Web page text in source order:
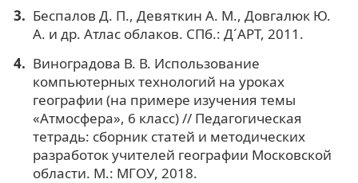
Беспалов Д. П., Девяткин А. М., Довгалюк Ю.
А. и др. Атлас облаков. СПб.: Д´АРТ, 2011.
Виноградова В. В. Использование
компьютерных технологий на уроках
географии (на примере изучения темы
«Атмосфера», 6 класс) // Педагогическая
тетрадь: сборник статей и методических
разработок учителей географии Московской
области. М.: МГОУ, 2018.